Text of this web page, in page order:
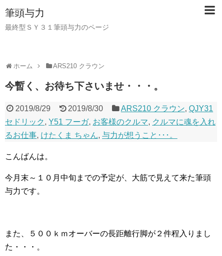
筆頭与力
最終型ＳＹ３１筆頭与力のページ
ホーム ARS210 クラウン
今暫く、お待ち下さいませ・・・。
2019/8/29 2019/8/30 ARS210 クラウン,QJY31
セドリック , Y51 フーガ, お客様のクルマ, クルマに魂を入れ
るお仕事, けたくま ちゃん, 与力が想うこと･･･。
こんばんは。
今月末～１０月中旬までの予定が、大筋で見えて来た筆頭
与力です。
また、５００ｋｍオーバーの長距離行脚が２件程入りまし
た・・・。